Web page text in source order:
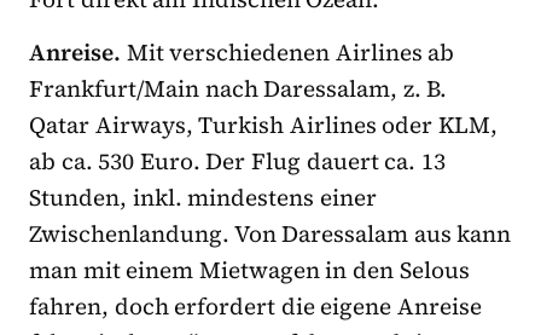
Anreise. Mit verschiedenen Airlines ab
Frankfurt/Main nach Daressalam, z. B.
Qatar Airways, Turkish Airlines oder KLM,
ab ca. 530 Euro. Der Flug dauert ca. 13
Stunden, inkl. mindestens einer
Zwischenlandung. Von Daressalam aus kann
man mit einem Mietwagen in den Selous
fahren, doch erfordert die eigene Anreise